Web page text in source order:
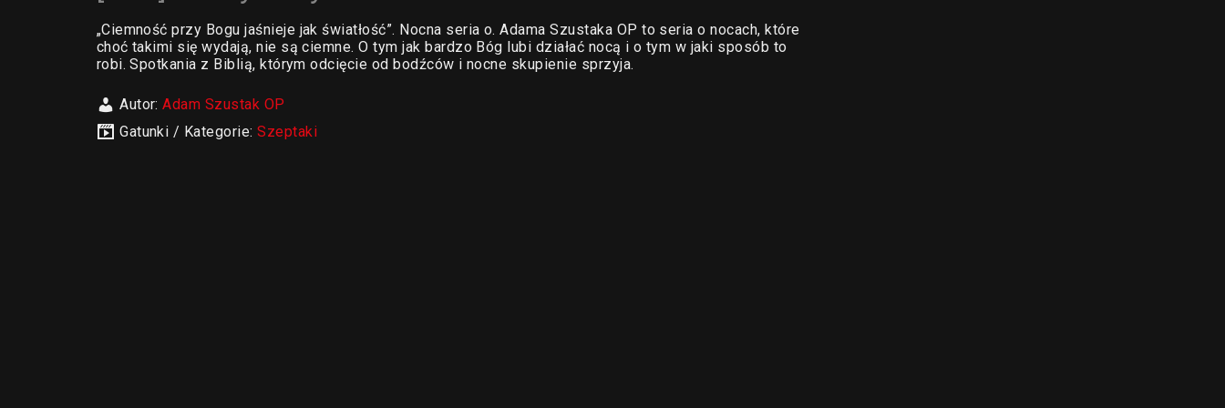
„Ciemność przy Bogu jaśnieje jak światłość”. Nocna seria o. Adama Szustaka OP to seria o nocach, które
choć takimi się wydają, nie są ciemne. O tym jak bardzo Bóg lubi działać nocą i o tym w jaki sposób to
robi. Spotkania z Biblią, którym odcięcie od bodźców i nocne skupienie sprzyja.
Autor:Adam Szustak OP
Gatunki / Kategorie:Szeptaki